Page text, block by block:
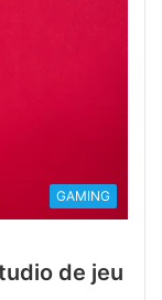
GAMING
de jeu